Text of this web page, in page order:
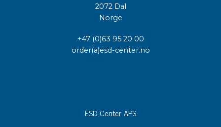
2072 Dal
Norge
+47 (0)63 95 20 00
order(a)esd-center.no
ESD Center APS